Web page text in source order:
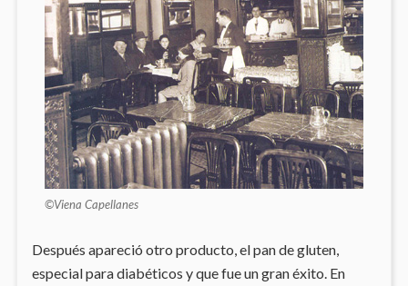
©Viena Capellanes
Después apareció otro producto, el pan de gluten,
especial para diabéticos y que fue un gran éxito. En